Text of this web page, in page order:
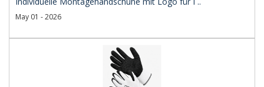
May 01 - 2026